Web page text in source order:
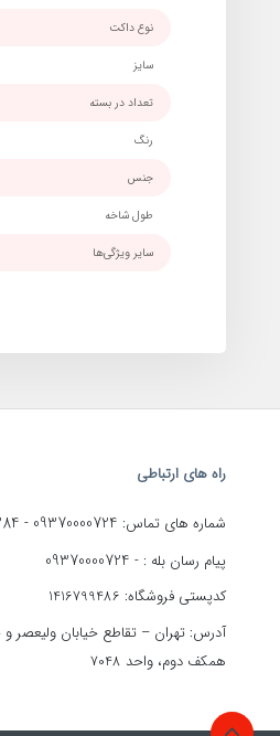
نوع داکت
سایز
تعداد در بسته
رنگ
جنس
طول شاخه
سایر ویژگی‌ها
راه های ارتباطی
شماره های تماس: 09370000724
-
پیام رسان بله : - 09370000724
کدپستی فروشگاه: 1416799486
آدرس: تهران – تقاطع خیابان ولیعصر و
همکف دوم، واحد 7048